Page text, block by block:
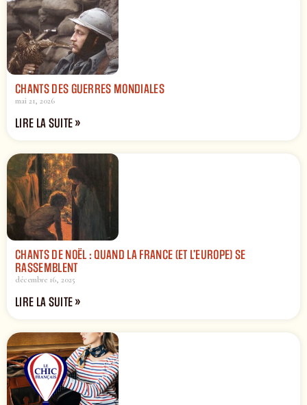
CHANTS DES GUERRES MONDIALES
mai 21, 2026
LIRE LA SUITE »
CHANTS DE NOËL : QUAND LA FRANCE (ET L’EUROPE) SE
RASSEMBLENT
décembre 16, 2025
LIRE LA SUITE »